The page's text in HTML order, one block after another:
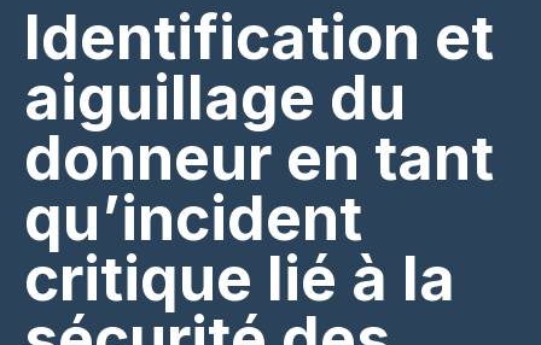
Identification et
aiguillage du
donneur en tant
qu’incident
critique lié à la